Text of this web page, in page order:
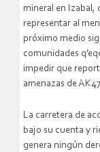
mineral en Izabal,
representar al
próximo medio
comunidades
impedir que
amenazas de
La carretera de
bajo su cuenta y
genera ningún